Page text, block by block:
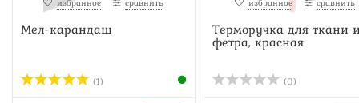
Мел-карандаш
(1)
Терморучка для ткани
фетра, красная
(0)